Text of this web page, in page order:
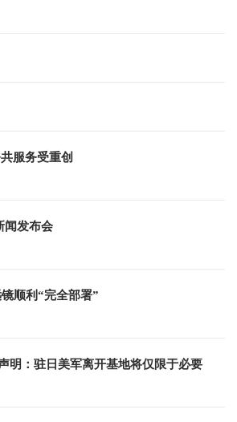
服务受重创
闻发布会
顺利“完全部署”
明：驻日美军离开基地将仅限于必要